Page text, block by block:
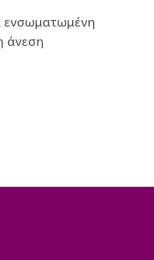
ενσωματωμένη
άνεση